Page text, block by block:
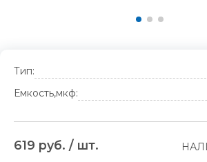
Тип:
Емкость,мкф:
619 руб. / шт.